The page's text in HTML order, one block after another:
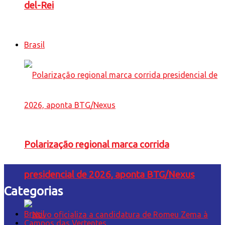
del-Rei
Brasil
Polarização regional marca corrida
presidencial de 2026, aponta BTG/Nexus
Categorias
Brasil
Campos das Vertentes